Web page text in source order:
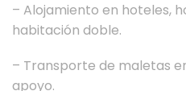
– ⁠Alojamiento en hoteles,
habitación doble.
– ⁠Transporte de maletas
apoyo.